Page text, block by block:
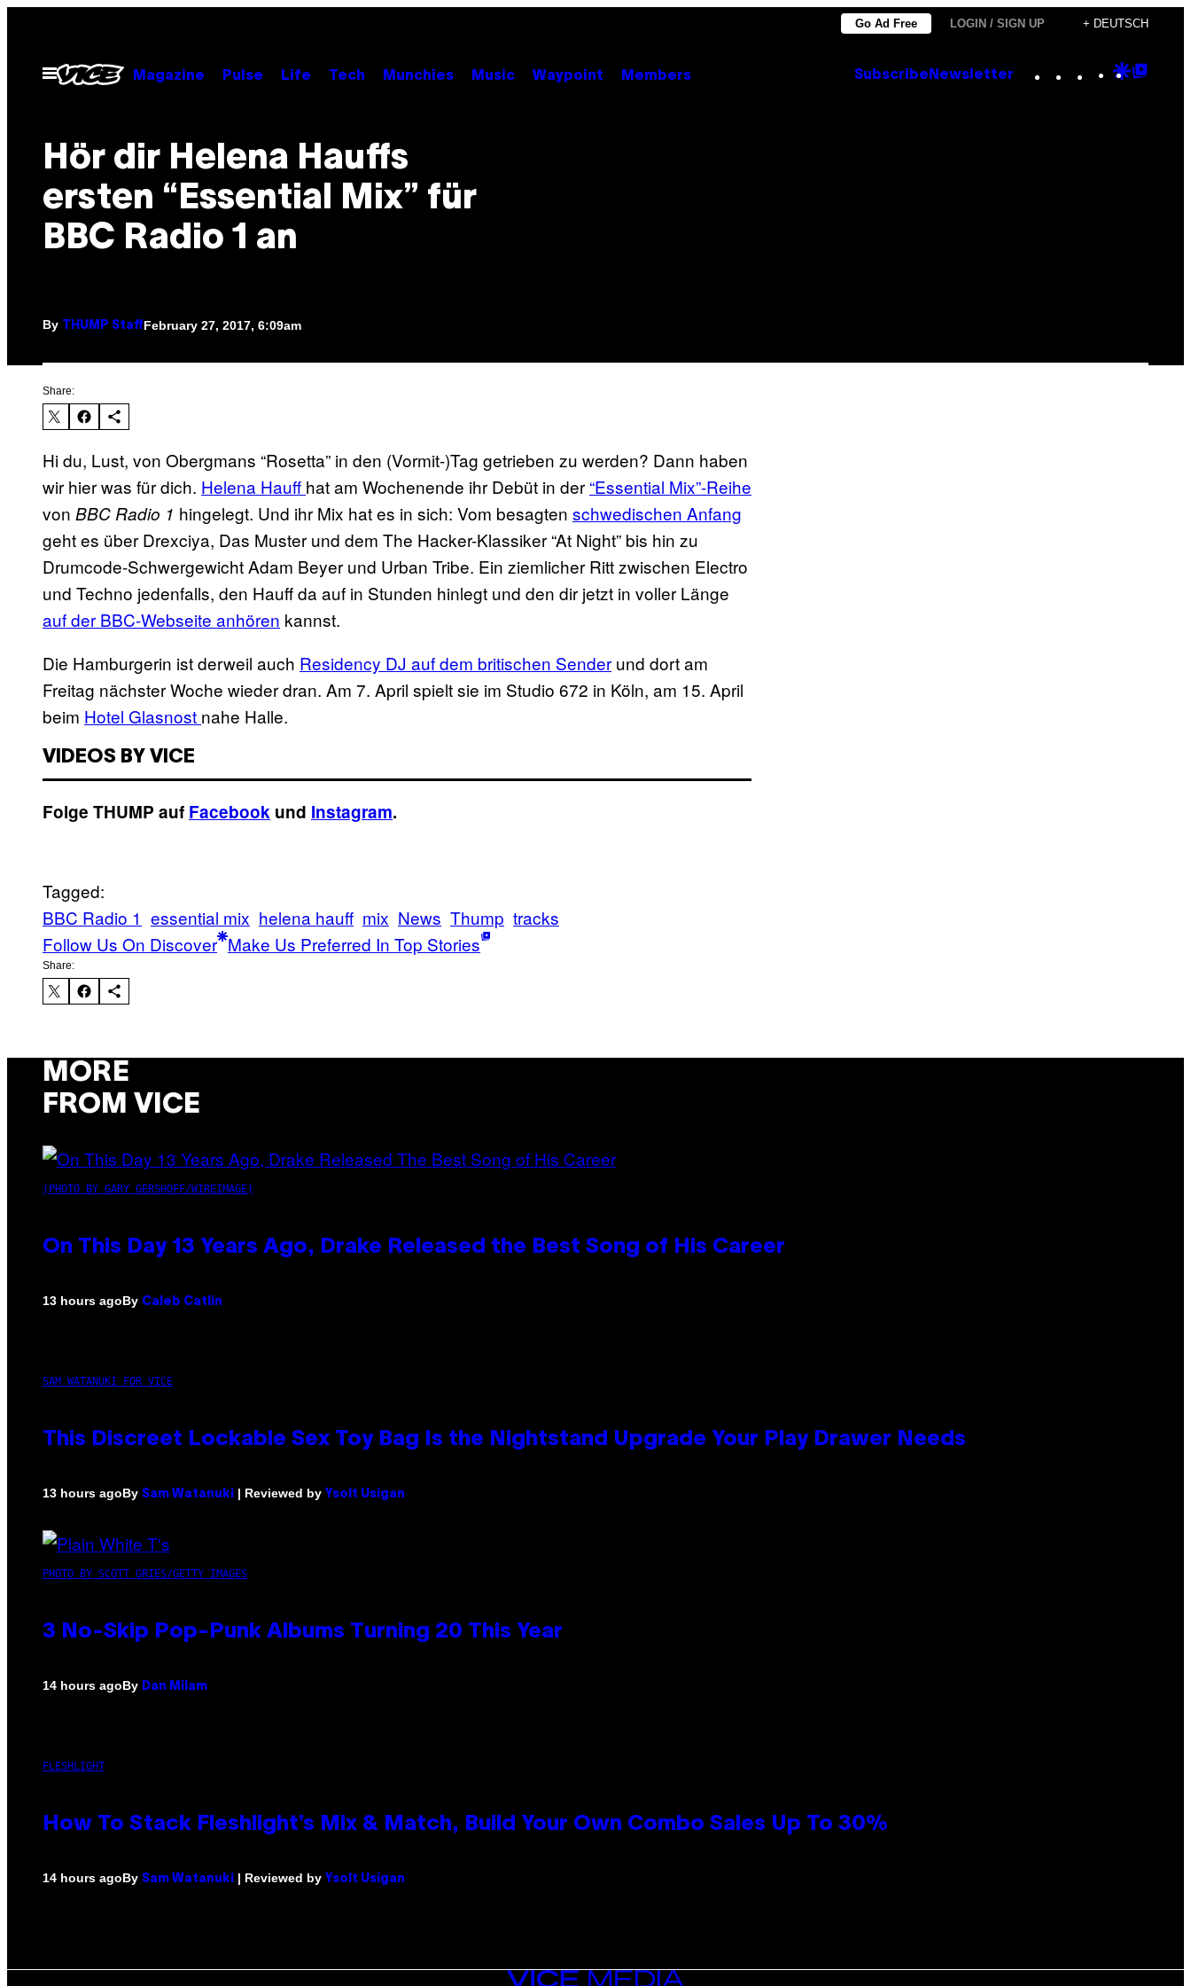
content
Go Ad Free LOGIN / SIGN UP + DEUTSCH
Open
Menu
Magazine Pulse Life Tech Munchies Music Waypoint Members Subscribe Newsletter Instagram
TikTok
YouTube
Google
Hör dir Helena Hauffs
ersten “Essential Mix” für
BBC Radio 1 an
By THUMP StaffFebruary 27, 2017, 6:09am
Share:
Hi du, Lust, von Obergmans “Rosetta” in den (Vormit-)Tag getrieben zu werden? Dann haben
wir hier was für dich. Helena Hauff hat am Wochenende ihr Debüt in der “Essential Mix”-Reihe
von BBC Radio 1 hingelegt. Und ihr Mix hat es in sich: Vom besagten schwedischen Anfang
geht es über Drexciya, Das Muster und dem The Hacker-Klassiker “At Night” bis hin zu
Drumcode-Schwergewicht Adam Beyer und Urban Tribe. Ein ziemlicher Ritt zwischen Electro
und Techno jedenfalls, den Hauff da auf in Stunden hinlegt und den dir jetzt in voller Länge
auf der BBC-Webseite anhören kannst.
Die Hamburgerin ist derweil auch Residency DJ auf dem britischen Sender und dort am
Freitag nächster Woche wieder dran. Am 7. April spielt sie im Studio 672 in Köln, am 15. April
beim Hotel Glasnost nahe Halle.
VIDEOS BY VICE
Folge THUMP auf Facebook und Instagram.
Tagged:
BBC Radio 1 essential mix helena hauff mix News Thump tracks
Follow Us On Discover Make Us Preferred In Top Stories
Share:
MORE
FROM VICE
(PHOTO BY GARY GERSHOFF/WIREIMAGE)
On This Day 13 Years Ago, Drake Released the Best Song of His Career
13 hours agoBy Caleb Catlin
SAM WATANUKI FOR VICE
This Discreet Lockable Sex Toy Bag Is the Nightstand Upgrade Your Play Drawer Needs
13 hours agoBy Sam Watanuki | Reviewed by Ysolt Usigan
PHOTO BY SCOTT GRIES/GETTY IMAGES
3 No-Skip Pop-Punk Albums Turning 20 This Year
14 hours agoBy Dan Milam
FLESHLIGHT
How To Stack Fleshlight’s Mix & Match, Build Your Own Combo Sales Up To 30%
14 hours agoBy Sam Watanuki | Reviewed by Ysolt Usigan
VICE